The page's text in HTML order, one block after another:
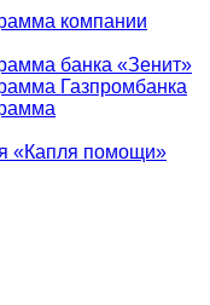
компании
банка «Зенит»
Газпромбанка
«Капля помощи»